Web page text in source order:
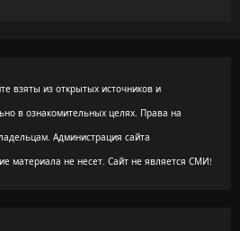
взяты из открытых источников и
в ознакомительных целях. Права на
Администрация сайта
материала не несет. Сайт не является СМИ!